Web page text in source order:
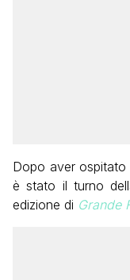
Dopo aver ospitato
è stato il turno
edizione di Grande